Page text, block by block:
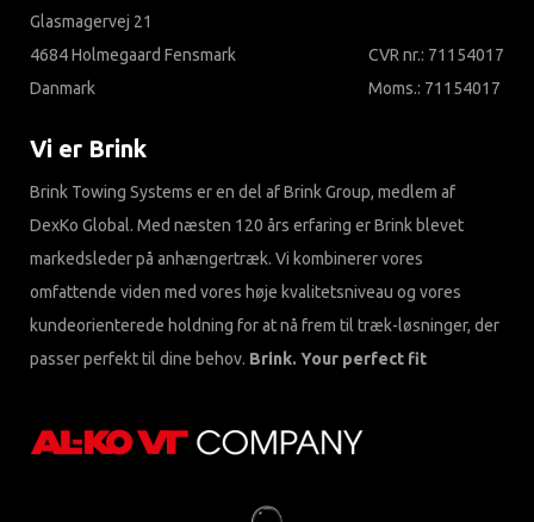
Glasmagervej 21
4684 Holmegaard Fensmark
Danmark
CVR nr.: 71154017
Moms.: 71154017
Vi er Brink
Brink Towing Systems er en del af Brink Group, medlem af
DexKo Global. Med næsten 120 års erfaring er Brink blevet
markedsleder på anhængertræk. Vi kombinerer vores
omfattende viden med vores høje kvalitetsniveau og vores
kundeorienterede holdning for at nå frem til træk-løsninger, der
passer perfekt til dine behov. Brink. Your perfect fit